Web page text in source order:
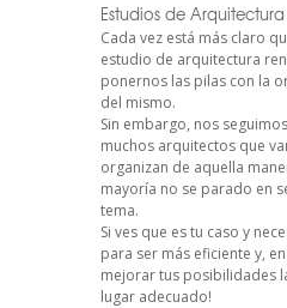
Estudios de Arquitectura
Cada vez está más claro
estudio de arquitectura
ponernos las pilas con la
del mismo.
Sin embargo, nos
muchos arquitectos que
organizan de aquella
mayoría no se parado en
tema.
Si ves que es tu caso y
para ser más eficiente y,
mejorar tus posibilidades
lugar adecuado!